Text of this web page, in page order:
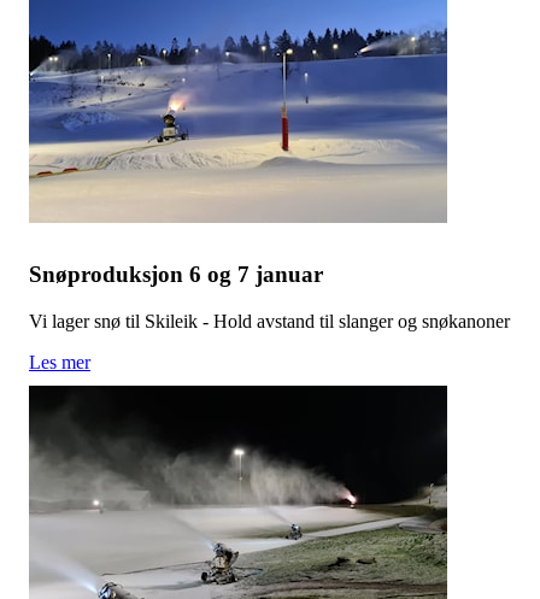
Snøproduksjon 6 og 7 januar
Vi lager snø til Skileik - Hold avstand til slanger og snøkanoner
Les mer